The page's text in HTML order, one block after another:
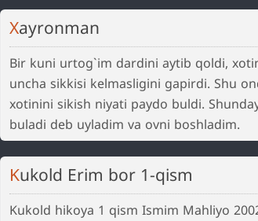
Xayronman
Bir kuni urtog`im dardini aytib qoldi,
uncha sikkisi kelmasligini gapirdi. Shu
xotinini sikish niyati paydo buldi.
buladi deb uyladim va ovni boshladim.
Kukold Erim bor 1-qism
Kukold hikoya 1 qism Ismim Mahliyo